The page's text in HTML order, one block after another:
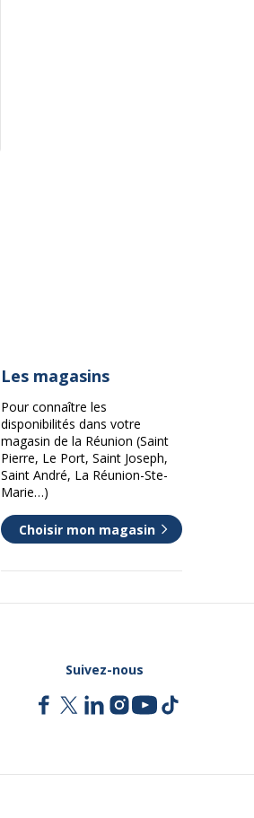
Les magasins
Pour connaître les
disponibilités dans votre
magasin de la Réunion (Saint
Pierre, Le Port, Saint Joseph,
Saint André, La Réunion-Ste-
Marie…)
Choisir mon magasin
Suivez-nous